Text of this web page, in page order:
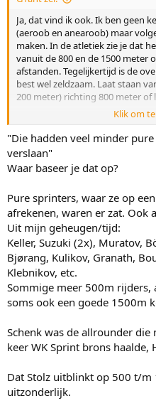
Ja, dat vind ik ook. Ik ben geen
(aeroob en anearoob) maar
maken. In de atletiek zie je dat
vanuit de 800 en de 1500 meter
afstanden. Tegelijkertijd is de
best wel zeldzaam. Laat staan
200 meter) richting 800 meter
In het moderne schaatsen
specialisten die vandaaruit ook
wonnen. Erben Wennemars, Jan
waren geen echte specialisten
wel. En zij konden ook niet
misschien ook een massastart
topjaren. Maar hij had natuurlijk
De range van Stolz is echt
Schenk is moeilijk. Zonder iets
deze twee, maar dat was echt
minder pure
Klik om
"Die hadden veel minder
verslaan"
Waar baseer je dat op?
Pure sprinters, waar ze op
afrekenen, waren er zat. Ook
Uit mijn geheugen/tijd:
Keller, Suzuki (2x), Muratov,
Bjørang, Kulikov, Granath,
Klebnikov, etc.
Sommige meer 500m
soms ook een goede 1500m
Schenk was de allrounder
keer WK Sprint brons haalde,
Dat Stolz uitblinkt op 500 t/m
uitzonderlijk.